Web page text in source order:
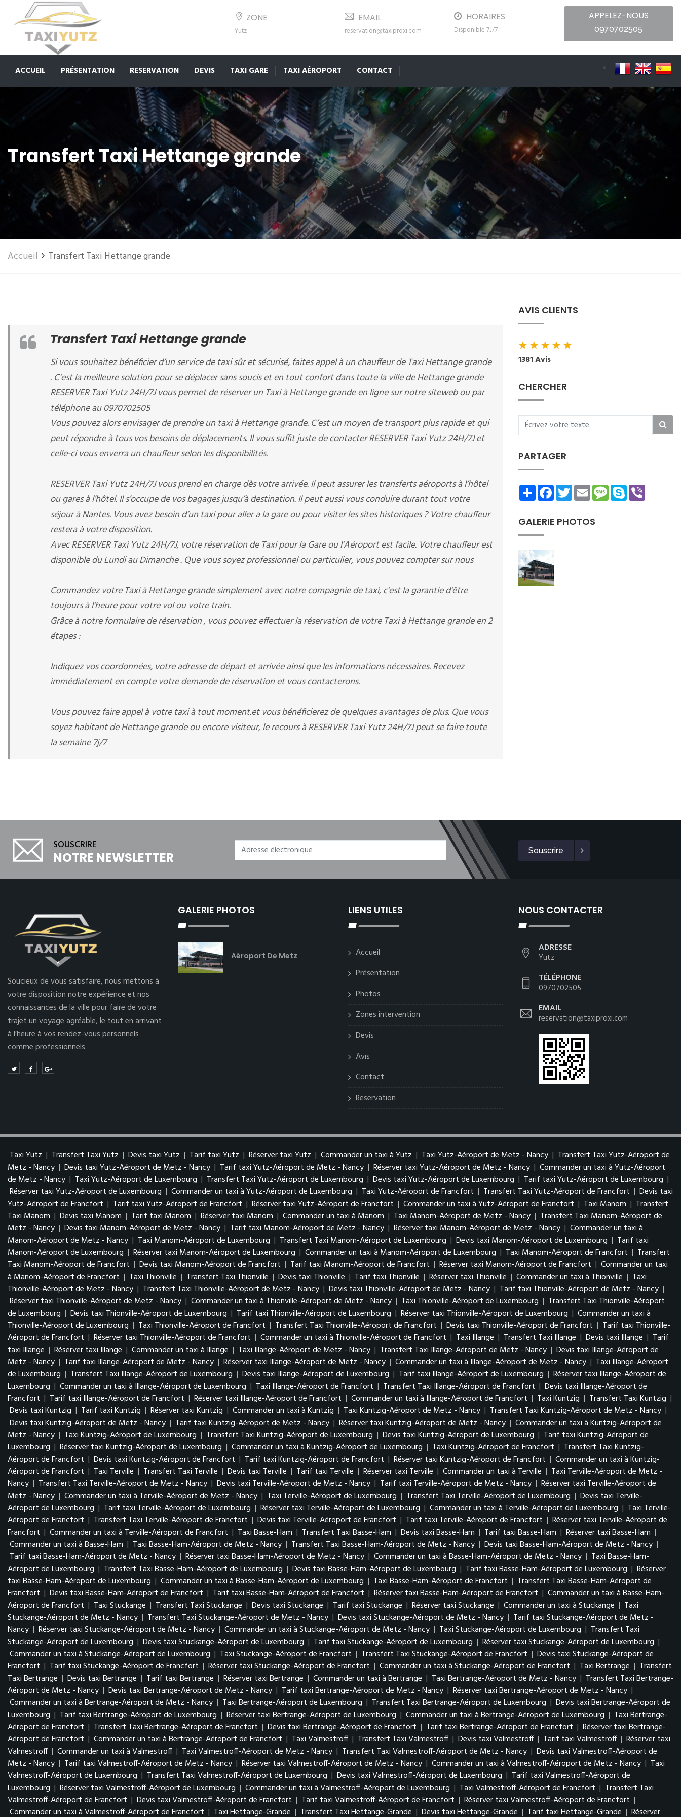
ZONE
Yutz
EMAIL
reservation@taxiproxi.com
HORAIRES
Disponible 7J/7
APPELEZ-NOUS
0970702505
ACCUEIL PRÉSENTATION RESERVATION DEVIS TAXI GARE TAXI AÉROPORT CONTACT
Transfert Taxi Hettange grande
Accueil Transfert Taxi Hettange grande
Transfert Taxi Hettange grande
Si vous souhaitez bénéficier d’un service de taxi sûr et sécurisé, faites appel à un chauffeur de Taxi Hettange grande
. C’est la meilleure solution pour se déplacer sans soucis et en tout confort dans toute la ville de Hettange grande
RESERVER Taxi Yutz 24H/7J vous permet de réserver un Taxi à Hettange grande en ligne sur notre siteweb ou par
téléphone au 0970702505
Vous pouvez alors envisager de prendre un taxi à Hettange grande. C’est un moyen de transport plus rapide et qui
peut répondre à tous vos besoins de déplacements. Il vous suffit juste de contacter RESERVER Taxi Yutz 24H/7J et
celle-ci vous enverra un chauffeur selon les disponibilités.
RESERVER Taxi Yutz 24H/7J vous prend en charge dès votre arrivée. Il peut assurer les transferts aéroports à l’hôtel
ou gares à l’hôtel. Il s’occupe de vos bagages jusqu’à destination. Il peut aussi vous conduire durant tout votre
séjour à Nantes. Vous avez besoin d’un taxi pour aller a la gare ou pour visiter les sites historiques ? Votre chauffeur
restera à votre disposition.
Avec RESERVER Taxi Yutz 24H/7J, votre réservation de Taxi pour la Gare ou l’Aéroport est facile. Votre chauffeur est
disponible du Lundi au Dimanche . Que vous soyez professionnel ou particulier, vous pouvez compter sur nous
Commandez votre Taxi à Hettange grande simplement avec notre compagnie de taxi, c’est la garantie d’être
toujours à l’heure pour votre vol ou votre train.
Grâce à notre formulaire de réservation , vous pouvez effectuer la réservation de votre Taxi à Hettange grande en 2
étapes :
Indiquez vos coordonnées, votre adresse de départ et arrivée ainsi que les informations nécessaires. Recevez
immédiatement en compte votre demande de réservation et vous contacterons.
Vous pouvez faire appel à votre taxi à tout moment.et vous bénéficierez de quelques avantages de plus. Que vous
soyez habitant de Hettange grande ou encore visiteur, le recours à RESERVER Taxi Yutz 24H/7J peut se faire toute
la semaine 7j/7
AVIS CLIENTS
★★★★★
1381 Avis
CHERCHER
PARTAGER
ShareFacebookTwitterEmailMessage
Skype
GALERIE PHOTOS
SOUSCRIRE
NOTRE NEWSLETTER Souscrire
Soucieux de vous satisfaire, nous mettons à
votre disposition notre expérience et nos
connaissances de la ville pour faire de votre
trajet un voyage agréable, le tout en arrivant
à l’heure à vos rendez-vous personnels
comme professionnels.
GALERIE PHOTOS
Aéroport De Metz
LIENS UTILES
Accueil
Présentation
Photos
Zones intervention
Devis
Avis
Contact
Reservation
NOUS CONTACTER
ADRESSE
Yutz
TÉLÉPHONE
0970702505
EMAIL
reservation@taxiproxi.com
Taxi Yutz | Transfert Taxi Yutz | Devis taxi Yutz | Tarif taxi Yutz | Réserver taxi Yutz | Commander un taxi à Yutz | Taxi Yutz-Aéroport de Metz - Nancy | Transfert Taxi Yutz-Aéroport de
Metz - Nancy | Devis taxi Yutz-Aéroport de Metz - Nancy | Tarif taxi Yutz-Aéroport de Metz - Nancy | Réserver taxi Yutz-Aéroport de Metz - Nancy | Commander un taxi à Yutz-Aéroport
de Metz - Nancy | Taxi Yutz-Aéroport de Luxembourg | Transfert Taxi Yutz-Aéroport de Luxembourg | Devis taxi Yutz-Aéroport de Luxembourg | Tarif taxi Yutz-Aéroport de Luxembourg |
Réserver taxi Yutz-Aéroport de Luxembourg | Commander un taxi à Yutz-Aéroport de Luxembourg | Taxi Yutz-Aéroport de Francfort | Transfert Taxi Yutz-Aéroport de Francfort | Devis taxi
Yutz-Aéroport de Francfort | Tarif taxi Yutz-Aéroport de Francfort | Réserver taxi Yutz-Aéroport de Francfort | Commander un taxi à Yutz-Aéroport de Francfort | Taxi Manom | Transfert
Taxi Manom | Devis taxi Manom | Tarif taxi Manom | Réserver taxi Manom | Commander un taxi à Manom | Taxi Manom-Aéroport de Metz - Nancy | Transfert Taxi Manom-Aéroport de
Metz - Nancy | Devis taxi Manom-Aéroport de Metz - Nancy | Tarif taxi Manom-Aéroport de Metz - Nancy | Réserver taxi Manom-Aéroport de Metz - Nancy | Commander un taxi à
Manom-Aéroport de Metz - Nancy | Taxi Manom-Aéroport de Luxembourg | Transfert Taxi Manom-Aéroport de Luxembourg | Devis taxi Manom-Aéroport de Luxembourg | Tarif taxi
Manom-Aéroport de Luxembourg | Réserver taxi Manom-Aéroport de Luxembourg | Commander un taxi à Manom-Aéroport de Luxembourg | Taxi Manom-Aéroport de Francfort | Transfert
Taxi Manom-Aéroport de Francfort | Devis taxi Manom-Aéroport de Francfort | Tarif taxi Manom-Aéroport de Francfort | Réserver taxi Manom-Aéroport de Francfort | Commander un taxi
à Manom-Aéroport de Francfort | Taxi Thionville | Transfert Taxi Thionville | Devis taxi Thionville | Tarif taxi Thionville | Réserver taxi Thionville | Commander un taxi à Thionville | Taxi
Thionville-Aéroport de Metz - Nancy | Transfert Taxi Thionville-Aéroport de Metz - Nancy | Devis taxi Thionville-Aéroport de Metz - Nancy | Tarif taxi Thionville-Aéroport de Metz - Nancy |
Réserver taxi Thionville-Aéroport de Metz - Nancy | Commander un taxi à Thionville-Aéroport de Metz - Nancy | Taxi Thionville-Aéroport de Luxembourg | Transfert Taxi Thionville-Aéroport
de Luxembourg | Devis taxi Thionville-Aéroport de Luxembourg | Tarif taxi Thionville-Aéroport de Luxembourg | Réserver taxi Thionville-Aéroport de Luxembourg | Commander un taxi à
Thionville-Aéroport de Luxembourg | Taxi Thionville-Aéroport de Francfort | Transfert Taxi Thionville-Aéroport de Francfort | Devis taxi Thionville-Aéroport de Francfort | Tarif taxi Thionville-
Aéroport de Francfort | Réserver taxi Thionville-Aéroport de Francfort | Commander un taxi à Thionville-Aéroport de Francfort | Taxi Illange | Transfert Taxi Illange | Devis taxi Illange | Tarif
taxi Illange | Réserver taxi Illange | Commander un taxi à Illange | Taxi Illange-Aéroport de Metz - Nancy | Transfert Taxi Illange-Aéroport de Metz - Nancy | Devis taxi Illange-Aéroport de
Metz - Nancy | Tarif taxi Illange-Aéroport de Metz - Nancy | Réserver taxi Illange-Aéroport de Metz - Nancy | Commander un taxi à Illange-Aéroport de Metz - Nancy | Taxi Illange-Aéroport
de Luxembourg | Transfert Taxi Illange-Aéroport de Luxembourg | Devis taxi Illange-Aéroport de Luxembourg | Tarif taxi Illange-Aéroport de Luxembourg | Réserver taxi Illange-Aéroport de
Luxembourg | Commander un taxi à Illange-Aéroport de Luxembourg | Taxi Illange-Aéroport de Francfort | Transfert Taxi Illange-Aéroport de Francfort | Devis taxi Illange-Aéroport de
Francfort | Tarif taxi Illange-Aéroport de Francfort | Réserver taxi Illange-Aéroport de Francfort | Commander un taxi à Illange-Aéroport de Francfort | Taxi Kuntzig | Transfert Taxi Kuntzig |
Devis taxi Kuntzig | Tarif taxi Kuntzig | Réserver taxi Kuntzig | Commander un taxi à Kuntzig | Taxi Kuntzig-Aéroport de Metz - Nancy | Transfert Taxi Kuntzig-Aéroport de Metz - Nancy |
Devis taxi Kuntzig-Aéroport de Metz - Nancy | Tarif taxi Kuntzig-Aéroport de Metz - Nancy | Réserver taxi Kuntzig-Aéroport de Metz - Nancy | Commander un taxi à Kuntzig-Aéroport de
Metz - Nancy | Taxi Kuntzig-Aéroport de Luxembourg | Transfert Taxi Kuntzig-Aéroport de Luxembourg | Devis taxi Kuntzig-Aéroport de Luxembourg | Tarif taxi Kuntzig-Aéroport de
Luxembourg | Réserver taxi Kuntzig-Aéroport de Luxembourg | Commander un taxi à Kuntzig-Aéroport de Luxembourg | Taxi Kuntzig-Aéroport de Francfort | Transfert Taxi Kuntzig-
Aéroport de Francfort | Devis taxi Kuntzig-Aéroport de Francfort | Tarif taxi Kuntzig-Aéroport de Francfort | Réserver taxi Kuntzig-Aéroport de Francfort | Commander un taxi à Kuntzig-
Aéroport de Francfort | Taxi Terville | Transfert Taxi Terville | Devis taxi Terville | Tarif taxi Terville | Réserver taxi Terville | Commander un taxi à Terville | Taxi Terville-Aéroport de Metz -
Nancy | Transfert Taxi Terville-Aéroport de Metz - Nancy | Devis taxi Terville-Aéroport de Metz - Nancy | Tarif taxi Terville-Aéroport de Metz - Nancy | Réserver taxi Terville-Aéroport de
Metz - Nancy | Commander un taxi à Terville-Aéroport de Metz - Nancy | Taxi Terville-Aéroport de Luxembourg | Transfert Taxi Terville-Aéroport de Luxembourg | Devis taxi Terville-
Aéroport de Luxembourg | Tarif taxi Terville-Aéroport de Luxembourg | Réserver taxi Terville-Aéroport de Luxembourg | Commander un taxi à Terville-Aéroport de Luxembourg | Taxi Terville-
Aéroport de Francfort | Transfert Taxi Terville-Aéroport de Francfort | Devis taxi Terville-Aéroport de Francfort | Tarif taxi Terville-Aéroport de Francfort | Réserver taxi Terville-Aéroport de
Francfort | Commander un taxi à Terville-Aéroport de Francfort | Taxi Basse-Ham | Transfert Taxi Basse-Ham | Devis taxi Basse-Ham | Tarif taxi Basse-Ham | Réserver taxi Basse-Ham |
Commander un taxi à Basse-Ham | Taxi Basse-Ham-Aéroport de Metz - Nancy | Transfert Taxi Basse-Ham-Aéroport de Metz - Nancy | Devis taxi Basse-Ham-Aéroport de Metz - Nancy |
Tarif taxi Basse-Ham-Aéroport de Metz - Nancy | Réserver taxi Basse-Ham-Aéroport de Metz - Nancy | Commander un taxi à Basse-Ham-Aéroport de Metz - Nancy | Taxi Basse-Ham-
Aéroport de Luxembourg | Transfert Taxi Basse-Ham-Aéroport de Luxembourg | Devis taxi Basse-Ham-Aéroport de Luxembourg | Tarif taxi Basse-Ham-Aéroport de Luxembourg | Réserver
taxi Basse-Ham-Aéroport de Luxembourg | Commander un taxi à Basse-Ham-Aéroport de Luxembourg | Taxi Basse-Ham-Aéroport de Francfort | Transfert Taxi Basse-Ham-Aéroport de
Francfort | Devis taxi Basse-Ham-Aéroport de Francfort | Tarif taxi Basse-Ham-Aéroport de Francfort | Réserver taxi Basse-Ham-Aéroport de Francfort | Commander un taxi à Basse-Ham-
Aéroport de Francfort | Taxi Stuckange | Transfert Taxi Stuckange | Devis taxi Stuckange | Tarif taxi Stuckange | Réserver taxi Stuckange | Commander un taxi à Stuckange | Taxi
Stuckange-Aéroport de Metz - Nancy | Transfert Taxi Stuckange-Aéroport de Metz - Nancy | Devis taxi Stuckange-Aéroport de Metz - Nancy | Tarif taxi Stuckange-Aéroport de Metz -
Nancy | Réserver taxi Stuckange-Aéroport de Metz - Nancy | Commander un taxi à Stuckange-Aéroport de Metz - Nancy | Taxi Stuckange-Aéroport de Luxembourg | Transfert Taxi
Stuckange-Aéroport de Luxembourg | Devis taxi Stuckange-Aéroport de Luxembourg | Tarif taxi Stuckange-Aéroport de Luxembourg | Réserver taxi Stuckange-Aéroport de Luxembourg |
Commander un taxi à Stuckange-Aéroport de Luxembourg | Taxi Stuckange-Aéroport de Francfort | Transfert Taxi Stuckange-Aéroport de Francfort | Devis taxi Stuckange-Aéroport de
Francfort | Tarif taxi Stuckange-Aéroport de Francfort | Réserver taxi Stuckange-Aéroport de Francfort | Commander un taxi à Stuckange-Aéroport de Francfort | Taxi Bertrange | Transfert
Taxi Bertrange | Devis taxi Bertrange | Tarif taxi Bertrange | Réserver taxi Bertrange | Commander un taxi à Bertrange | Taxi Bertrange-Aéroport de Metz - Nancy | Transfert Taxi Bertrange-
Aéroport de Metz - Nancy | Devis taxi Bertrange-Aéroport de Metz - Nancy | Tarif taxi Bertrange-Aéroport de Metz - Nancy | Réserver taxi Bertrange-Aéroport de Metz - Nancy |
Commander un taxi à Bertrange-Aéroport de Metz - Nancy | Taxi Bertrange-Aéroport de Luxembourg | Transfert Taxi Bertrange-Aéroport de Luxembourg | Devis taxi Bertrange-Aéroport de
Luxembourg | Tarif taxi Bertrange-Aéroport de Luxembourg | Réserver taxi Bertrange-Aéroport de Luxembourg | Commander un taxi à Bertrange-Aéroport de Luxembourg | Taxi Bertrange-
Aéroport de Francfort | Transfert Taxi Bertrange-Aéroport de Francfort | Devis taxi Bertrange-Aéroport de Francfort | Tarif taxi Bertrange-Aéroport de Francfort | Réserver taxi Bertrange-
Aéroport de Francfort | Commander un taxi à Bertrange-Aéroport de Francfort | Taxi Valmestroff | Transfert Taxi Valmestroff | Devis taxi Valmestroff | Tarif taxi Valmestroff | Réserver taxi
Valmestroff | Commander un taxi à Valmestroff | Taxi Valmestroff-Aéroport de Metz - Nancy | Transfert Taxi Valmestroff-Aéroport de Metz - Nancy | Devis taxi Valmestroff-Aéroport de
Metz - Nancy | Tarif taxi Valmestroff-Aéroport de Metz - Nancy | Réserver taxi Valmestroff-Aéroport de Metz - Nancy | Commander un taxi à Valmestroff-Aéroport de Metz - Nancy | Taxi
Valmestroff-Aéroport de Luxembourg | Transfert Taxi Valmestroff-Aéroport de Luxembourg | Devis taxi Valmestroff-Aéroport de Luxembourg | Tarif taxi Valmestroff-Aéroport de
Luxembourg | Réserver taxi Valmestroff-Aéroport de Luxembourg | Commander un taxi à Valmestroff-Aéroport de Luxembourg | Taxi Valmestroff-Aéroport de Francfort | Transfert Taxi
Valmestroff-Aéroport de Francfort | Devis taxi Valmestroff-Aéroport de Francfort | Tarif taxi Valmestroff-Aéroport de Francfort | Réserver taxi Valmestroff-Aéroport de Francfort |
Commander un taxi à Valmestroff-Aéroport de Francfort | Taxi Hettange-Grande | Transfert Taxi Hettange-Grande | Devis taxi Hettange-Grande | Tarif taxi Hettange-Grande | Réserver